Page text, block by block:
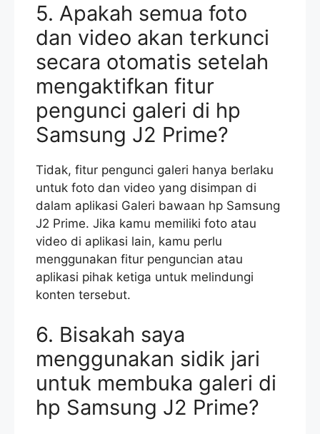
5. Apakah semua foto
dan video akan terkunci
secara otomatis setelah
mengaktifkan fitur
pengunci galeri di hp
Samsung J2 Prime?
Tidak, fitur pengunci galeri hanya berlaku
untuk foto dan video yang disimpan di
dalam aplikasi Galeri bawaan hp Samsung
J2 Prime. Jika kamu memiliki foto atau
video di aplikasi lain, kamu perlu
menggunakan fitur penguncian atau
aplikasi pihak ketiga untuk melindungi
konten tersebut.
6. Bisakah saya
menggunakan sidik jari
untuk membuka galeri di
hp Samsung J2 Prime?